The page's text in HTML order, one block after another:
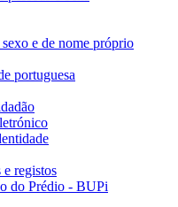
e de nome próprio
portuguesa
registos
do Prédio - BUPi